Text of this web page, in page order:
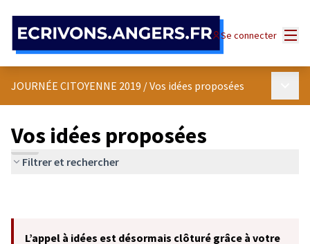
Se connecter
JOURNÉE CITOYENNE 2019 /Vos idées proposées
Vos idées proposées
Filtrer et rechercher
L’appel à idées est désormais clôturé grâce à votre